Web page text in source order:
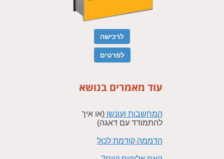
עוד מאמרים בנושא
המחשבות ועונשן(או איך
להתמודד עם דאגה)
הדממה קודמת לכול
לרכישה
לפרטים